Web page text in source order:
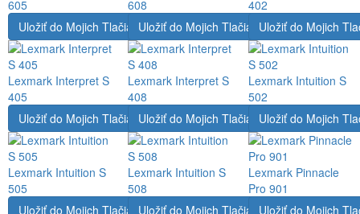
605 608
402
Uložiť do Mojich Tlačiarní
Lexmark Interpret S
405
Uložiť do Mojich Tlačiarní
Lexmark Interpret S
408
Uložiť do Mojich
Lexmark Intuition S
502
Uložiť do Mojich Tlačiarní
Lexmark Intuition S
505
Uložiť do Mojich Tlačiarní
Lexmark Intuition S
508
Uložiť do Mojich
Lexmark Pinnacle
Pro 901
Uložiť do Mojich TlačiarníUložiť do Mojich TlačiarníUložiť do Mojich